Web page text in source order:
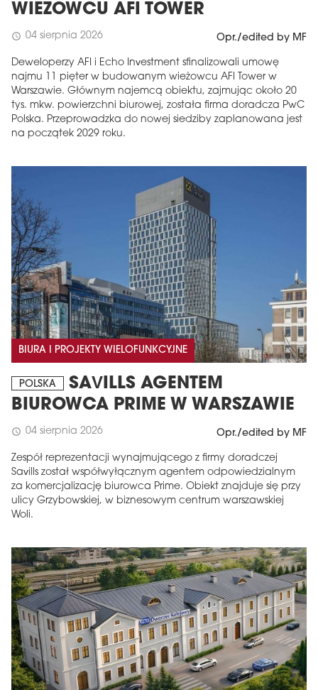
WIEŻOWCU AFI TOWER
schedule 04 sierpnia 2026 Opr./edited by MF
Deweloperzy AFI i Echo Investment sfinalizowali umowę
najmu 11 pięter w budowanym wieżowcu AFI Tower w
Warszawie. Głównym najemcą obiektu, zajmując około 20
tys. mkw. powierzchni biurowej, została firma doradcza PwC
Polska. Przeprowadzka do nowej siedziby zaplanowana jest
na początek 2029 roku.
BIURA I PROJEKTY WIELOFUNKCYJNE
POLSKA
SAVILLS AGENTEM
BIUROWCA PRIME W WARSZAWIE
schedule 04 sierpnia 2026 Opr./edited by MF
Zespół reprezentacji wynajmującego z firmy doradczej
Savills został współwyłącznym agentem odpowiedzialnym
za komercjalizację biurowca Prime. Obiekt znajduje się przy
ulicy Grzybowskiej, w biznesowym centrum warszawskiej
Woli.